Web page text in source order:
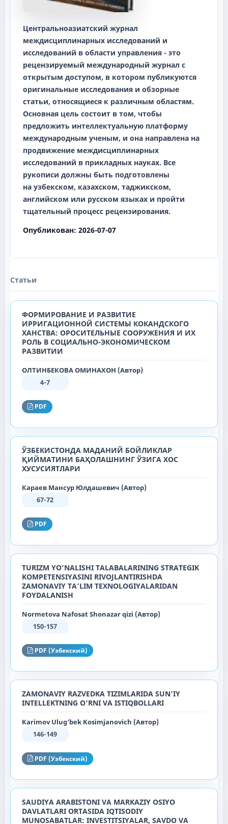
Центральноазиатский журнал
междисциплинарных исследований и
исследований в области управления- это
рецензируемый международный журнал с
открытым доступом, в котором публикуются
оригинальные исследования и обзорные
статьи, относящиеся к различным областям.
Основная цель состоит в том, чтобы
предложить интеллектуальную платформу
международным ученым, и она направлена на
продвижение междисциплинарных
исследований в прикладных науках. Все
рукописи должны быть подготовлены
на узбекском, казахском, таджикском,
английском или русском языках и пройти
тщательный процесс рецензирования.
Опубликован: 2026-07-07
Статьи
ФОРМИРОВАНИЕ И РАЗВИТИЕ
ИРРИГАЦИОННОЙ СИСТЕМЫ КОКАНДСКОГО
ХАНСТВА: ОРОСИТЕЛЬНЫЕ СООРУЖЕНИЯ И ИХ
РОЛЬ В СОЦИАЛЬНО-ЭКОНОМИЧЕСКОМ
РАЗВИТИИ
ОЛТИНБЕКОВА ОМИНАХОН (Автор)
4-7
PDF
ЎЗБЕКИСТОНДА МАДАНИЙ БОЙЛИКЛАР
ҚИЙМАТИНИ БАҲОЛАШНИНГ ЎЗИГА ХОС
ХУСУСИЯТЛАРИ
Караев Мансур Юлдашевич (Автор)
67-72
PDF
TURIZM YO‘NALISHI TALABALARINING STRATEGIK
KOMPETENSIYASINI RIVOJLANTIRISHDA
ZAMONAVIY TA’LIM TEXNOLOGIYALARIDAN
FOYDALANISH
Normetova Nafosat Shonazar qizi (Автор)
150-157
PDF (Узбекский)
ZAMONAVIY RAZVEDKA TIZIMLARIDA SUN’IY
INTELLEKTNING O‘RNI VA ISTIQBOLLARI
Karimov Ulug‘bek Kosimjanovich (Автор)
146-149
PDF (Узбекский)
SAUDIYA ARABISTONI VA MARKAZIY OSIYO
DAVLATLARI OʻRTASIDA IQTISODIY
MUNOSABATLAR: INVESTITSIYALAR, SAVDO VA